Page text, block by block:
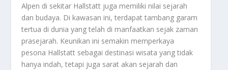
Alpen di sekitar Hallstatt juga memiliki nilai sejarah
dan budaya. Di kawasan ini, terdapat tambang garam
tertua di dunia yang telah di manfaatkan sejak zaman
prasejarah. Keunikan ini semakin memperkaya
pesona Hallstatt sebagai destinasi wisata yang tidak
hanya indah, tetapi juga sarat akan sejarah dan